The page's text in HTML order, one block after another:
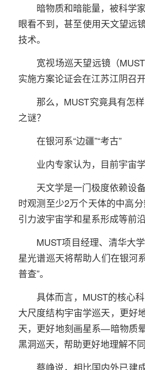
暗物质和暗能量，被科学
眼看不到，甚至使用天文望远
技术。
宽视场巡天望远镜（
实施方案论证会在江苏江阴召
那么，MUST究竟具有怎
之谜？
在银河系“边疆”“考古”
业内专家认为，目前宇宙
天文学是一门极度依赖设
时观测至少2万个天体的中高
引力波宇宙学和星系形成等前
MUST项目经理、清华大
星光谱巡天将帮助人们在银河
普查”。
具体而言，MUST的核心
大尺度结构宇宙学巡天，更好
天，更好地刻画星系—暗物质
黑洞巡天，帮助更好地理解不
蔡峥说，相比国内外已建